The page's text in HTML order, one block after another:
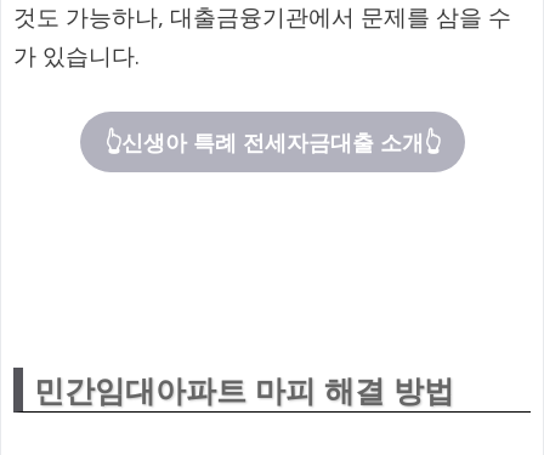
것도 가능하나, 대출금융기관에서 문제를 삼을 수
가 있습니다.
👆신생아 특례 전세자금대출 소개👆
민간임대아파트 마피 해결 방법